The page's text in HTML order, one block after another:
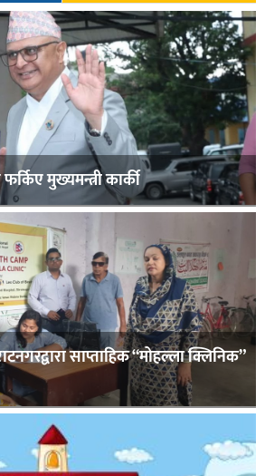
मुख्यमन्त्री कार्की
साप्ताहिक “मोहल्ला क्लिनिक”